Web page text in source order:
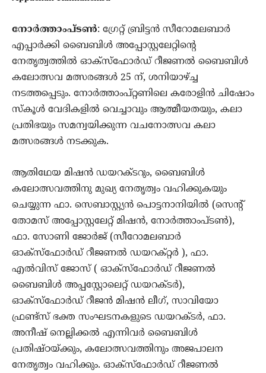
നോർത്താംപ്ടൺ: ഗ്രേറ്റ് ബ്രിട്ടൻ സീറോമലബാർ
എപ്പാർക്കി ബൈബിൾ അപ്പോസ്റ്റലേറ്റിന്റെ
നേതൃത്വത്തിൽ ഓക്സ്ഫോർഡ് റീജണൽ ബൈബിൾ
കലോത്സവ മത്സരങ്ങൾ 25 ന്, ശനിയാഴ്ച്ച
നടത്തപ്പെടും. നോർത്താംപ്റ്റണിലെ കരോളിൻ ചിഷോം
സ്കൂൾ വേദികളിൽ വെച്ചാവും ആത്മീയതയും, കലാ
പ്രതിഭയും സമന്വയിക്കുന്ന വചനോത്സവ കലാ
മത്സരങ്ങൾ നടക്കുക.
ആതിഥേയ മിഷൻ ഡയറക്ടറും, ബൈബിൾ
കലോത്സവത്തിനു മുഖ്യ നേതൃത്വം വഹിക്കുകയും
ചെയ്യുന്ന ഫാ. സെബാസ്റ്റ്യൻ പൊട്ടനാനിയിൽ (സെന്റ്
തോമസ് അപ്പോസ്റ്റലേറ്റ് മിഷൻ, നോർത്താംപ്ടൺ),
ഫാ. സോണി ജോർജ് (സീറോമലബാർ
ഓക്സ്ഫോർഡ് റീജണൽ ഡയറക്റ്റർ ), ഫാ.
എൽവിസ് ജോസ് ( ഓക്സ്ഫോർഡ് റീജണൽ
ബൈബിൾ അപ്പസ്റ്റോലെറ്റ് ഡയറക്ടർ),
ഓക്സ്ഫോർഡ് റീജൻ മിഷൻ ലീഗ്, സാവിയോ
ഫ്രണ്ട്‌സ് ഭക്ത സംഘടനകളുടെ ഡയറക്ടർ, ഫാ.
അനീഷ് നെല്ലിക്കൽ എന്നിവർ ബൈബിൾ
പ്രതിഷ്ഠയ്ക്കും, കലോത്സവത്തിനും അജപാലന
നേതൃത്വം വഹിക്കും. ഓക്സ്ഫോർഡ് റീജണൽ